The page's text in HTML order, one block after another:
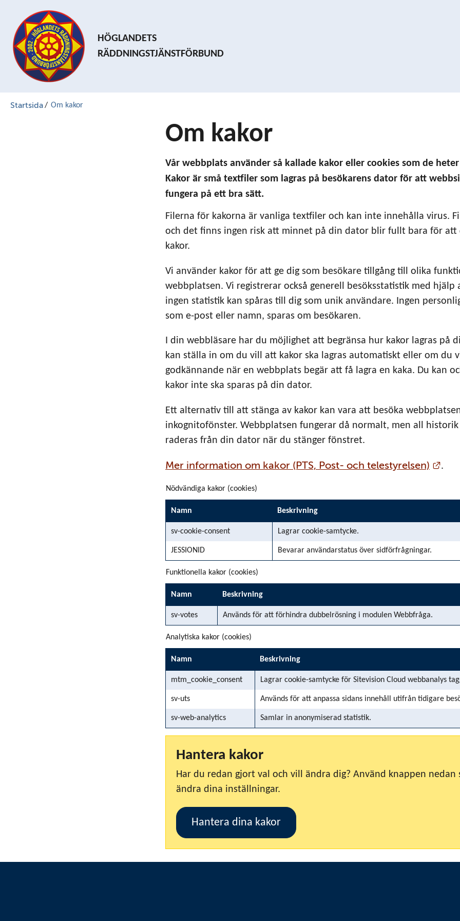
HÖGLANDETS
RÄDDNINGSTJÄNSTFÖRBUND
Startsida/ Om kakor
Om kakor
Vår webbplats använder så kallade kakor eller cookies som de
Kakor är små textfiler som lagras på besökarens dator för att
fungera på ett bra sätt.
Filerna för kakorna är vanliga textfiler och kan inte innehålla virus.
och det finns ingen risk att minnet på din dator blir fullt bara för
kakor.
Vi använder kakor för att ge dig som besökare tillgång till olika
webbplatsen. Vi registrerar också generell besöksstatistik med hjälp
ingen statistik kan spåras till dig som unik användare. Ingen
som e-post eller namn, sparas om besökaren.
I din webbläsare har du möjlighet att begränsa hur kakor lagras på
kan ställa in om du vill att kakor ska lagras automatiskt eller om du
godkännande när en webbplats begär att få lagra en kaka. Du kan
kakor inte ska sparas på din dator.
Ett alternativ till att stänga av kakor kan vara att besöka
inkognitofönster. Webbplatsen fungerar då normalt, men all historik
raderas från din dator när du stänger fönstret.
Mer information om kakor (PTS, Post- och telestyrelsen) .
Nödvändiga kakor (cookies)
Namn Beskrivning
sv-cookie-consent Lagrar cookie-samtycke.
JESSIONID Bevarar användarstatus över sidförfrågningar.
Funktionella kakor (cookies)
Namn Beskrivning
sv-votes Används för att förhindra dubbelrösning i modulen Webbfråga.
Analytiska kakor (cookies)
Namn Beskrivning
mtm_cookie_consent Lagrar cookie-samtycke för Sitevision Cloud webbanalys
sv-uts Används för att anpassa sidans innehåll utifrån tidigare
sv-web-analytics Samlar in anonymiserad statistik.
Hantera kakor
Har du redan gjort val och vill ändra dig? Använd knappen nedan
ändra dina inställningar.
Hantera dina kakor